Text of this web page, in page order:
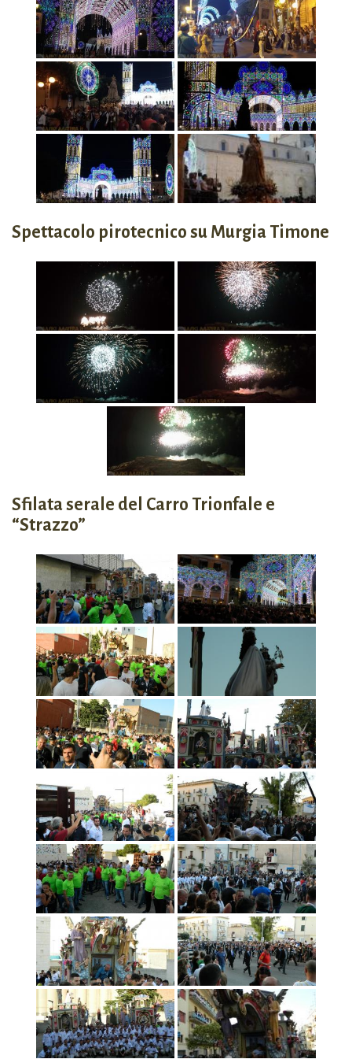
Spettacolo pirotecnico su Murgia Timone
Sfilata serale del Carro Trionfale e
“Strazzo”